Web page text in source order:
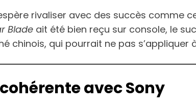
rivaliser avec des succès comme
Blade ait été bien reçu sur console, le
chinois, qui pourrait ne pas s’appliquer
avec Sony